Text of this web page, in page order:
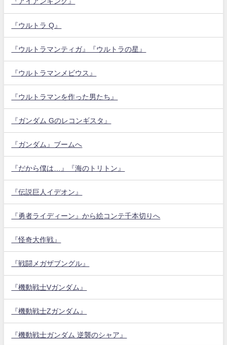
『ウルトラ Q』
『ウルトラマンティガ』『ウルトラの星』
『ウルトラマンメビウス』
『ウルトラマンを作った男たち』
『ガンダム Gのレコンギスタ』
『ガンダム』ブームへ
『だから僕は…』『海のトリトン』
『伝説巨人イデオン』
『勇者ライディーン』から絵コンテ千本切りへ
『怪奇大作戦』
『戦闘メガザブングル』
『機動戦士Vガンダム』
『機動戦士Zガンダム』
『機動戦士ガンダム 逆襲のシャア』